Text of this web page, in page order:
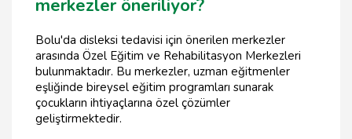
merkezler öneriliyor?
Bolu'da disleksi tedavisi için önerilen merkezler
arasında Özel Eğitim ve Rehabilitasyon Merkezleri
bulunmaktadır. Bu merkezler, uzman eğitmenler
eşliğinde bireysel eğitim programları sunarak
çocukların ihtiyaçlarına özel çözümler
geliştirmektedir.